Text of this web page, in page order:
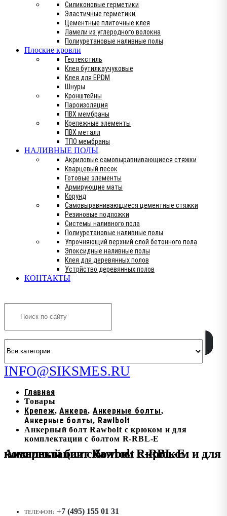
Силиконовые герметики
Эластичные герметики
Цементные плиточные клея
Ламели из углеродного волокна
Полиуретановые наливные полы
Плоские кровли
Геотекстиль
Клея бутилкаучуковые
Клея для EPDM
Шнуры
Кронштейны
Пароизоляция
ПВХ мембраны
Крепежные элементы
ПВХ металл
ТПО мембраны
НАЛИВНЫЕ ПОЛЫ
Акриловые самовыравнивающиеся стяжки
Кварцевый песок
Готовые элементы
Армирующие маты
Корунд
Самовыравнивающиеся цементные стяжки
Резиновые подложки
Системы наливного пола
Полиуретановые наливные полы
Упрочняющий верхний слой бетонного пола
Эпоксидные наливные полы
Клея для деревянных полов
Устрйство деревянных полов
КОНТАКТЫ
INFO@SIKSMES.RU
Главная
Товары
Крепеж,Анкера, Анкерные болты,
Анкерные болты, Rawlbolt
Анкерный болт Rawbolt с крюком и для
комплектации с болтом R-RBL-E
Анкерный болт Rawbolt с крюком и для комплектации с болтом R-RBL-E
ТЕЛЕФОН: +7 (495) 155 01 31